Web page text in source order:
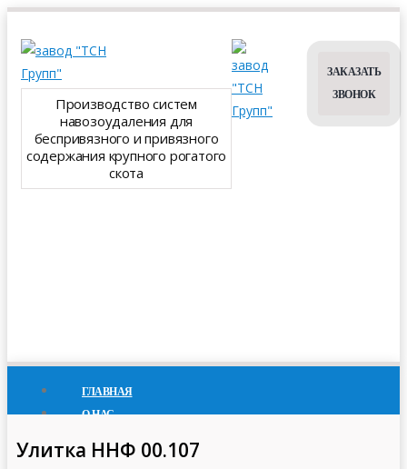
Производство систем
навозоудаления для
беспривязного и привязного
содержания крупного рогатого
скота
ЗАКАЗАТЬ
ЗВОНОК
ГЛАВНАЯ
О НАС
Улитка ННФ 00.107